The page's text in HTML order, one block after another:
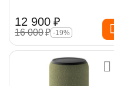
12 900 ₽
16 000₽ -19%